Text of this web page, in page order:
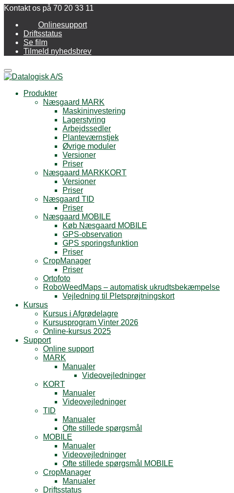
Kontakt os på 70 20 33 11
Onlinesupport
Driftsstatus
Se film
Tilmeld nyhedsbrev
Menu
Produkter
Næsgaard MARK
Maskininvestering
Lagerstyring
Arbejdssedler
Planteværnstjek
Øvrige moduler
Versioner
Priser
Næsgaard MARKKORT
Versioner
Priser
Næsgaard TID
Priser
Næsgaard MOBILE
Køb Næsgaard MOBILE
GPS-observation
GPS sporingsfunktion
Priser
CropManager
Priser
Ortofoto
RoboWeedMaps – automatisk ukrudtsbekæmpelse
Vejledning til Pletsprøjtningskort
Kursus
Kursus i Afgrødelagre
Kursusprogram Vinter 2026
Online-kursus 2025
Support
Online support
MARK
Manualer
Videovejledninger
KORT
Manualer
Videovejledninger
TID
Manualer
Ofte stillede spørgsmål
MOBILE
Manualer
Videovejledninger
Ofte stillede spørgsmål MOBILE
CropManager
Manualer
Driftsstatus